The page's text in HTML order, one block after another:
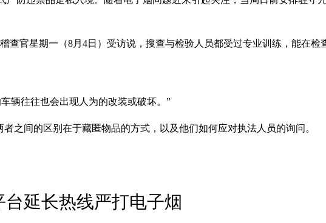
查官星期一（8月4日）受访说，搜查与检验人员都受过专业训练，能在
辆往往也会出现人为的改装或破坏。”
之间的区别在于藏匿物品的方式，以及他们如何应对执法人员的询问。
延长热线严打电子烟